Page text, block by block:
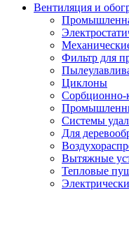
Вентиляция и
Фильтр для
Циклоны
Сорбционно-
Системы
Для
Вытяжные
Тепловые